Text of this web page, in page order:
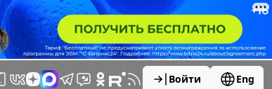
Войти Eng